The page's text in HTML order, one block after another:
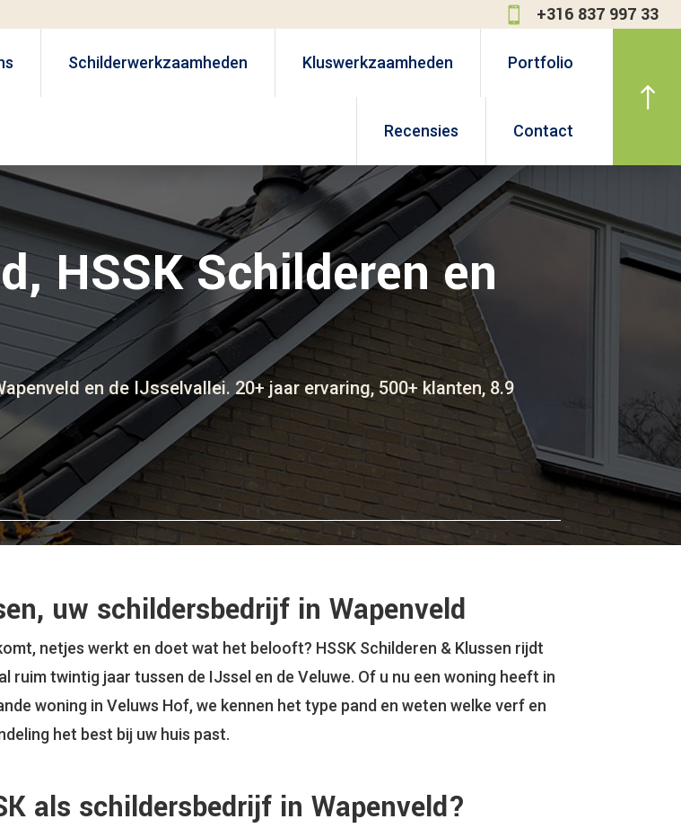
 +316 837 997 33
Schilderwerkzaamheden Kluswerkzaamheden Portfolio
Recensies Contact
!
HSSK Schilderen en
en de IJsselvallei. 20+ jaar ervaring, 500+ klanten, 8.9
uw schildersbedrijf in Wapenveld
netjes werkt en doet wat het belooft? HSSK Schilderen & Klussen rijdt
twintig jaar tussen de IJssel en de Veluwe. Of u nu een woning heeft in
woning in Veluws Hof, we kennen het type pand en weten welke verf en
het best bij uw huis past.
als schildersbedrijf in Wapenveld?